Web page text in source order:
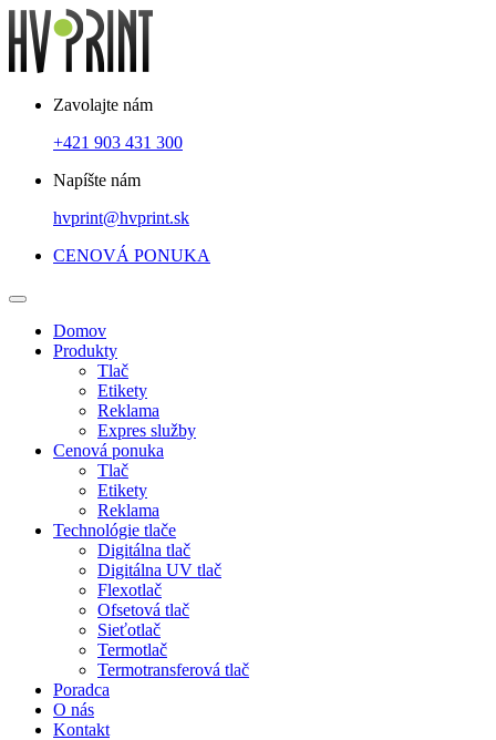
Zavolajte nám
+421 903 431 300
Napíšte nám
hvprint@hvprint.sk
CENOVÁ PONUKA
Domov
Produkty
Tlač
Etikety
Reklama
Expres služby
Cenová ponuka
Tlač
Etikety
Reklama
Technológie tlače
Digitálna tlač
Digitálna UV tlač
Flexotlač
Ofsetová tlač
Sieťotlač
Termotlač
Termotransferová tlač
Poradca
O nás
Kontakt